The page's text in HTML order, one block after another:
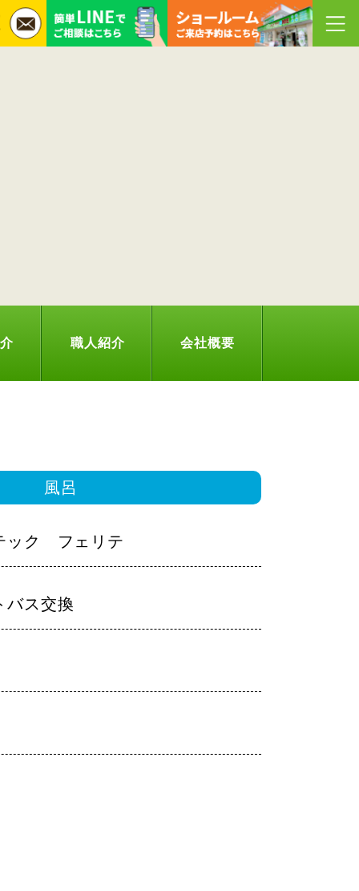
職人紹介 会社概要
風呂
ック フェリテ
バス交換